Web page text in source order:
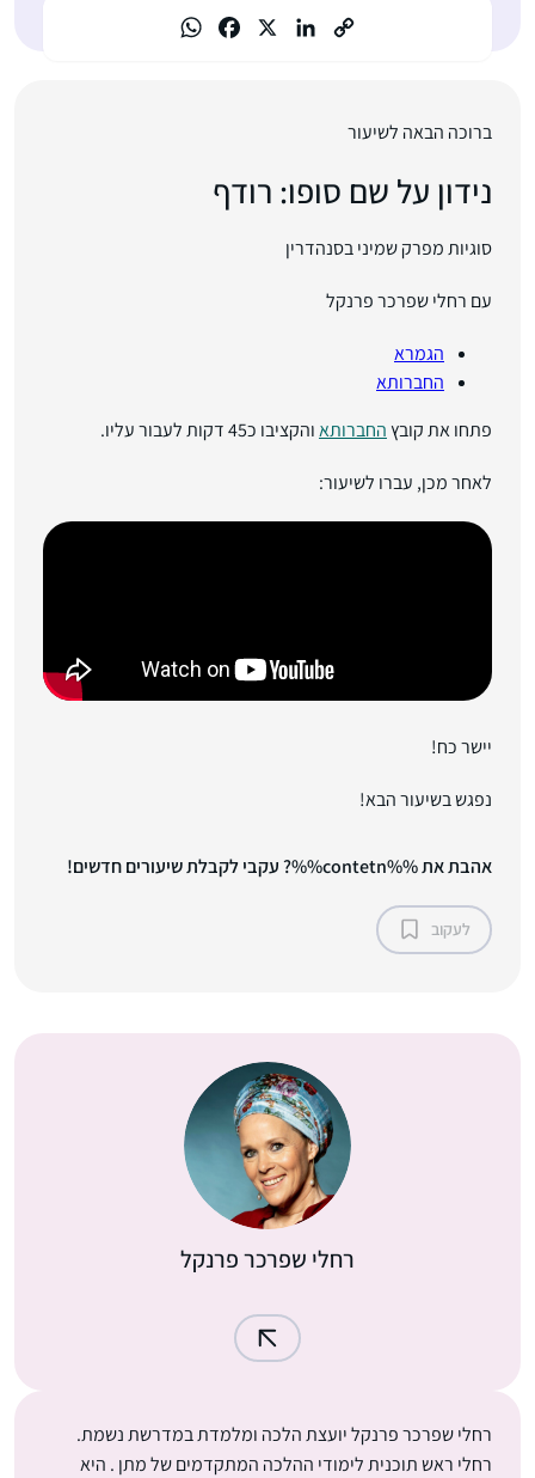
ברוכה הבאה לשיעור
נידון על שם סופו: רודף
סוגיות מפרק שמיני בסנהדרין
עם רחלי שפרכר פרנקל
הגמרא
החברותא
פתחו את קובץהחברותאוהקציבו כ45 דקות לעבור עליו.
לאחר מכן, עברו לשיעור:
יישר כח!
נפגש בשיעור הבא!
אהבת את %%contetn%%? עקבי לקבלת שיעורים חדשים!
לעקוב
רחלי שפרכר פרנקל
רחלי שפרכר פרנקל יועצת הלכה ומלמדת במדרשת נשמת.
רחלי ראש תוכנית לימודי ההלכה המתקדמים של מתן . היא